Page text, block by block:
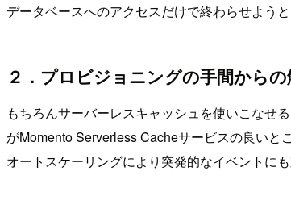
データベースへのアクセスだけで終わらせよう
２．プロビジョニングの手間から
もちろんサーバーレスキャッシュを使いこなせ
がMomento Serverless Cacheサービスの良いと
オートスケーリングにより突発的なイベントに